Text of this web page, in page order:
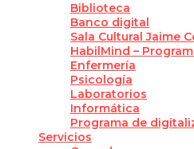
Biblioteca
Banco digital
Sala Cultural Jaime
HabilMind –
Enfermería
Psicología
Laboratorios
Informática
Programa de
Servicios